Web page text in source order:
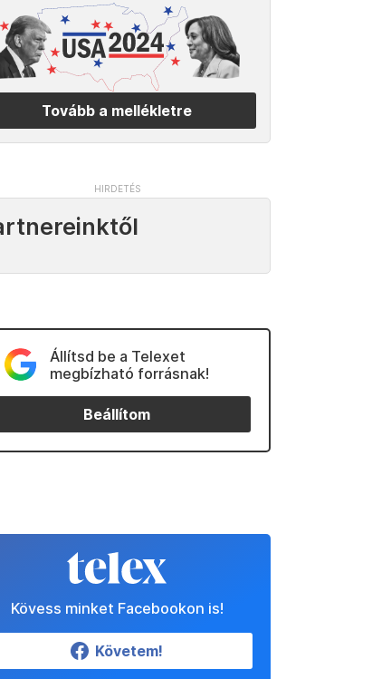
Tovább a mellékletre
Állítsd be a Telexet
megbízható forrásnak!
Beállítom
Kövess minket Facebookon is!
Követem!